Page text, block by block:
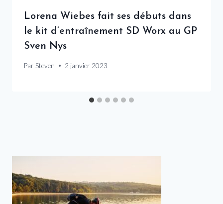
Lorena Wiebes fait ses débuts dans
le kit d’entraînement SD Worx au GP
Sven Nys
Par Steven 2 janvier 2023